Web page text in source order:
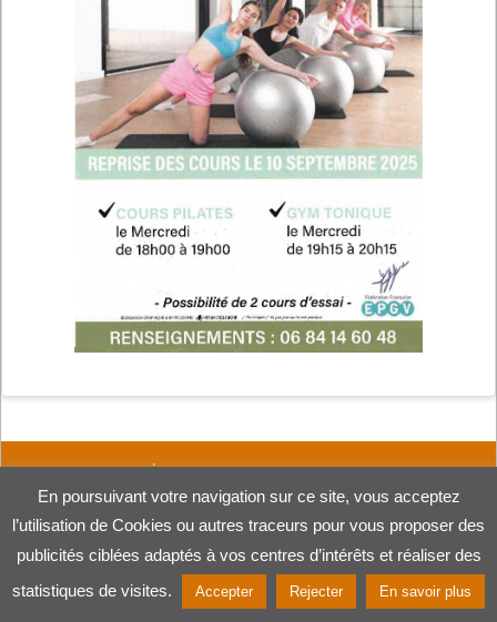
ACCUEIL DÉCOUVRIR ST MESMIN
VOTRE MAIRIE
Création Procom Probureau
Mentions légales
En poursuivant votre navigation sur ce site, vous acceptez
l’utilisation de Cookies ou autres traceurs pour vous proposer des
publicités ciblées adaptés à vos centres d’intérêts et réaliser des
statistiques de visites.
Accepter Rejecter En savoir plus